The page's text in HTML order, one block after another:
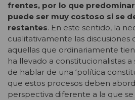
frentes, por lo que
puede ser muy costoso si se
restantes. En este sentido, la
cualitativamente las discusiones
aquellas que ordinariamente
ha llevado a constitucionalistas
de hablar de una ‘política
que estos procesos deben
perspectiva diferente a la que se